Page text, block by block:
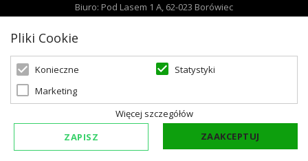
Biuro: Pod Lasem 1 A, 62-023 Borówiec
Pliki Cookie
Konieczne
Statystyki
Marketing
Więcej szczegółów
ZAPISZ
ZAAKCEPTUJ
© 2026 Oświetlenie Marzeń | Powered by